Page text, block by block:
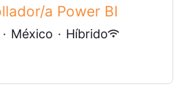
a Power BI
· México · Híbrido